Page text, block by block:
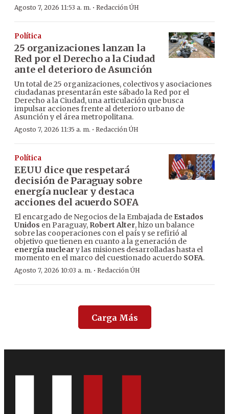
Agosto 7, 2026 11:53 a. m. · Redacción ÚH
Política
25 organizaciones lanzan la
Red por el Derecho a la Ciudad
ante el deterioro de Asunción
Un total de 25 organizaciones, colectivos y asociaciones
ciudadanas presentarán este sábado la Red por el
Derecho a la Ciudad, una articulación que busca
impulsar acciones frente al deterioro urbano de
Asunción y el área metropolitana.
Agosto 7, 2026 11:35 a. m. · Redacción ÚH
Política
EEUU dice que respetará
decisión de Paraguay sobre
energía nuclear y destaca
acciones del acuerdo SOFA
El encargado de Negocios de la Embajada de Estados
Unidos en Paraguay, Robert Alter, hizo un balance
sobre las cooperaciones con el país y se refirió al
objetivo que tienen en cuanto a la generación de
energía nucleary las misiones desarrolladas hasta el
momento en el marco del cuestionado acuerdo SOFA.
Agosto 7, 2026 10:03 a. m. · Redacción ÚH
Carga Más